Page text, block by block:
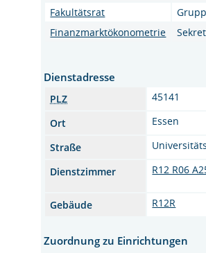
Fakultätsrat
Finanzmarktökonometrie
Dienstadresse
PLZ
45141
Ort
Essen
Straße
Dienstzimmer
R12 R06
Gebäude R12R
Zuordnung zu Einrichtungen